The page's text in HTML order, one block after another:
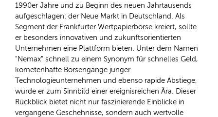
1990er Jahre und zu Beginn des neuen Jahrtausends
aufgeschlagen: der Neue Markt in Deutschland. Als
Segment der Frankfurter Wertpapierbörse kreiert, sollte
er besonders innovativen und zukunftsorientierten
Unternehmen eine Plattform bieten. Unter dem Namen
"Nemax" schnell zu einem Synonym für schnelles Geld,
kometenhafte Börsengänge junger
Technologieunternehmen und ebenso rapide Abstiege,
wurde er zum Sinnbild einer ereignisreichen Ära. Dieser
Rückblick bietet nicht nur faszinierende Einblicke in
vergangene Geschehnisse, sondern auch wertvolle